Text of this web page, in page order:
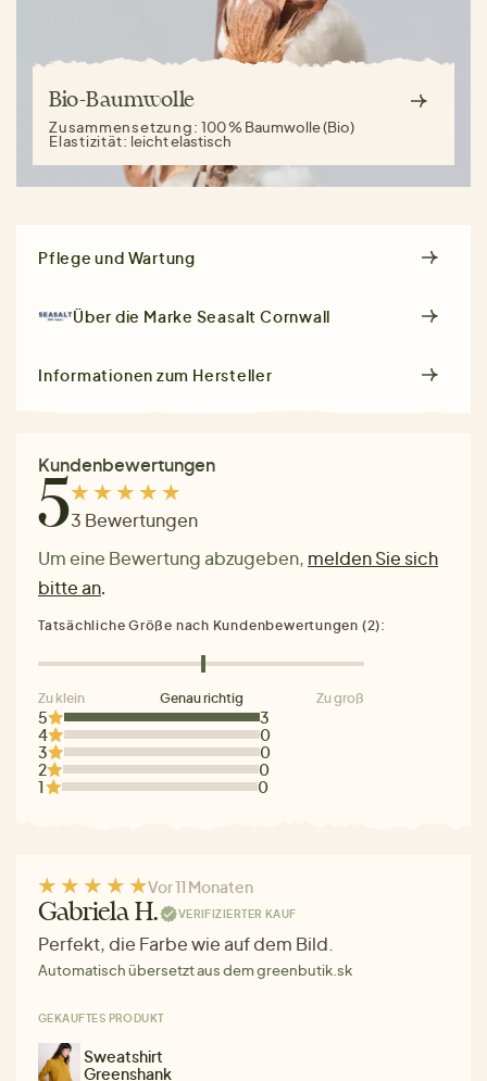
Bio-Baumwolle
Zusammensetzung:100 % Baumwolle (Bio)
Elastizität: leicht elastisch
Pflege und Wartung
Über die Marke Seasalt Cornwall
Informationen zum Hersteller
Kundenbewertungen
53 Bewertungen
Um eine Bewertung abzugeben, melden Sie sich
bitte an.
5
3
4
0
3
0
2
0
1
0
Tatsächliche Größe nach Kundenbewertungen (2):
Zu klein Genau richtig Zu groß
Vor 11 Monaten
Gabriela H. VERIFIZIERTER KAUF
Perfekt, die Farbe wie auf dem Bild.
Automatisch übersetzt aus dem greenbutik.sk
GEKAUFTES PRODUKT
Sweatshirt
Greenshank